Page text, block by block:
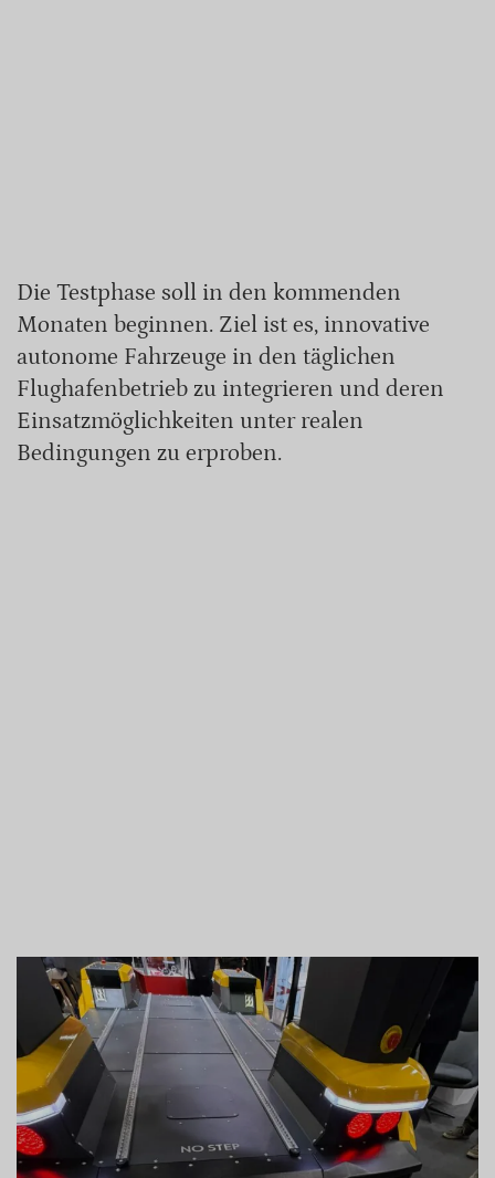
Die Testphase soll in den kommenden
Monaten beginnen. Ziel ist es, innovative
autonome Fahrzeuge in den täglichen
Flughafenbetrieb zu integrieren und deren
Einsatzmöglichkeiten unter realen
Bedingungen zu erproben.